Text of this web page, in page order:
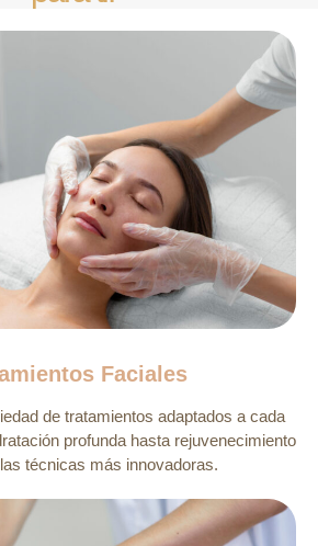
Faciales
de tratamientos adaptados a cada
profunda hasta rejuvenecimiento
técnicas más innovadoras.